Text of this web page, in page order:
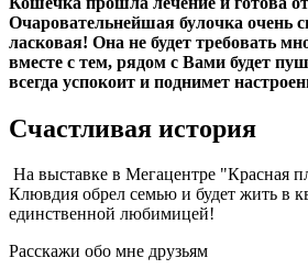
Очаровательнейшая булочка очень
ласковая! Она не будет требовать
вместе с тем, рядом с Вами будет
всегда успокоит и поднимет
Счастливая история
На выставке в Мегацентре "Красная
Клювдия обрел семью и будет жить в
единственной любимицей!
Расскажи обо мне друзьям